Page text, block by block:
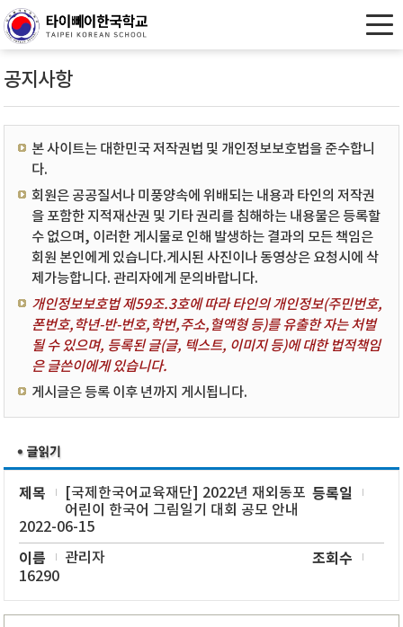
공지사항
본 사이트는 대한민국 저작권법 및 개인정보보호법을 준수합니
다.
회원은 공공질서나 미풍양속에 위배되는 내용과 타인의 저작권
을 포함한 지적재산권 및 기타 권리를 침해하는 내용물은 등록할
수 없으며, 이러한 게시물로 인해 발생하는 결과의 모든 책임은
회원 본인에게 있습니다.게시된 사진이나 동영상은 요청시에 삭
제가능합니다. 관리자에게 문의바랍니다.
개인정보보호법 제59조.3호에 따라 타인의 개인정보(주민번호,
폰번호,학년-반-번호,학번,주소,혈액형 등)를 유출한 자는 처벌
될 수 있으며, 등록된 글(글, 텍스트, 이미지 등)에 대한 법적책임
은 글쓴이에게 있습니다.
게시글은 등록 이후 년까지 게시됩니다.
제목
[국제한국어교육재단] 2022년 재외동포
어린이 한국어 그림일기 대회 공모 안내
등록일
2022-06-15
이름 관리자 조회수
16290